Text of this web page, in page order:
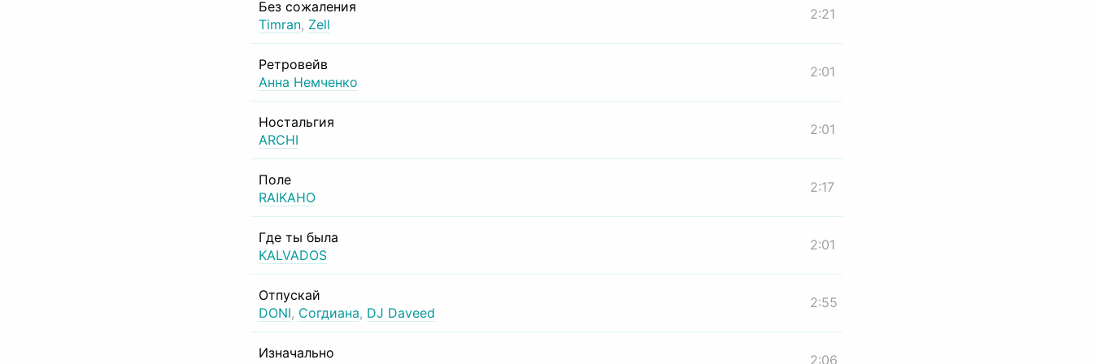
Без сожаления
Timran, Zell
2:21
Ретровейв
Анна Немченко
2:01
Ностальгия
ARCHI
2:01
Поле
RAIKAHO
2:17
Где ты была
KALVADOS
2:01
Отпускай
DONI, Согдиана, DJ Daveed
2:55
Изначально
2:06